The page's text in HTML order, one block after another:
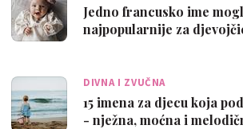
Jedno francusko ime
najpopularnije za
DIVNA I ZVUČNA
15 imena za djecu koja
- nježna, moćna i